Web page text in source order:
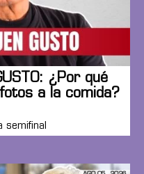
¿Por qué
a la comida?
semifinal